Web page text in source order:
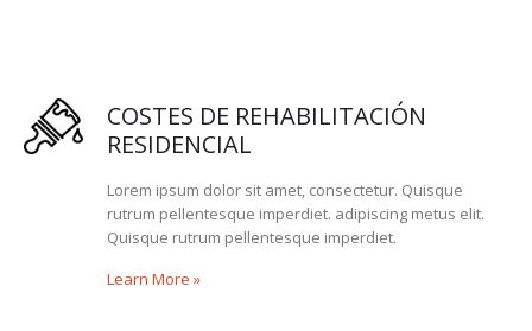
COSTES DE REHABILITACIÓN
RESIDENCIAL
Lorem ipsum dolor sit amet, consectetur. Quisque
rutrum pellentesque imperdiet. adipiscing metus elit.
Quisque rutrum pellentesque imperdiet.
Learn More »